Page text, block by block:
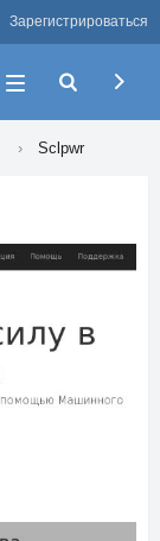
Зарегистрироваться
Sclpwr